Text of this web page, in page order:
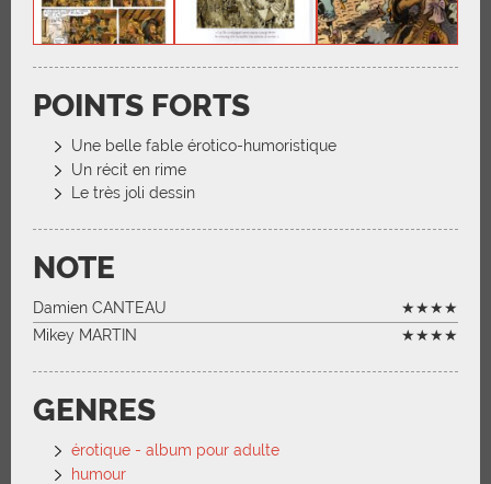
POINTS FORTS
Une belle fable érotico-humoristique
Un récit en rime
Le très joli dessin
NOTE
Damien CANTEAU
★★★★
Mikey MARTIN
★★★★
GENRES
érotique - album pour adulte
humour